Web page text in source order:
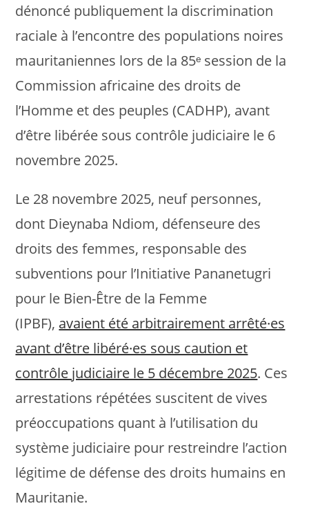
dénoncé publiquement la discrimination
raciale à l’encontre des populations noires
mauritaniennes lors de la 85ᵉ session de la
Commission africaine des droits de
l’Homme et des peuples (CADHP), avant
d’être libérée sous contrôle judiciaire le 6
novembre 2025.
Le 28 novembre 2025, neuf personnes,
dont Dieynaba Ndiom, défenseure des
droits des femmes, responsable des
subventions pour l’Initiative Pananetugri
pour le Bien-Être de la Femme
(IPBF), avaient été arbitrairement arrêté·es
avant d’être libéré·es sous caution et
contrôle judiciaire le 5 décembre 2025. Ces
arrestations répétées suscitent de vives
préoccupations quant à l’utilisation du
système judiciaire pour restreindre l’action
légitime de défense des droits humains en
Mauritanie.